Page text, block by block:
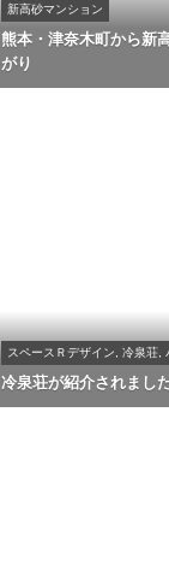
新高砂マンション
熊本・津奈木町から新
がり
スペースＲデザイン, 冷泉荘,
冷泉荘が紹介されまし